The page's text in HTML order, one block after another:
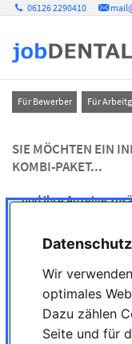
06126 2290410
Für Bewerber Für
SIE MÖCHTEN EIN
KOMBI-PAKET...
...und Ihre Anzeige
Sparen Sie Zeit und Geld:
vakanten Position und
Anruf genügt:06126 2290410
Auswahl Stellenbörsen:
Wir
optimales
Dazu zählen
Seite und für